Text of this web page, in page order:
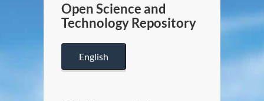
Canada
Open Science and
Technology Repository
English